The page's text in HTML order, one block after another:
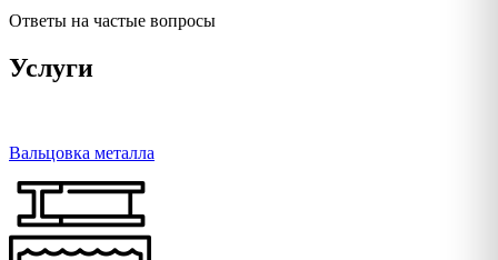
Ответы на частые вопросы
Услуги
Вальцовка металла